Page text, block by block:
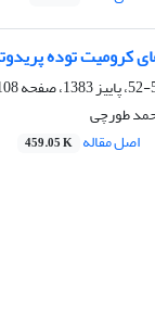
کرومیت توده
115
طورچی
اصل مقاله 459.05 K